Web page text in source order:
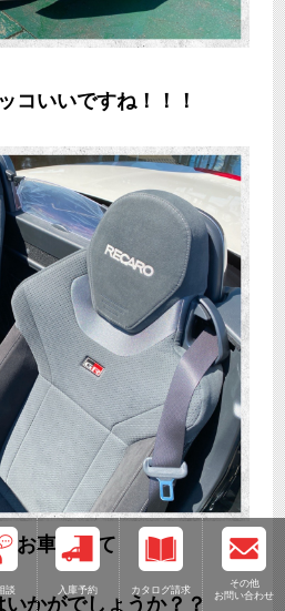
談 入庫予約 カタログ請求
その他
お問い合わせ
コいいですね！！！
お車として
かがでしょうか？？